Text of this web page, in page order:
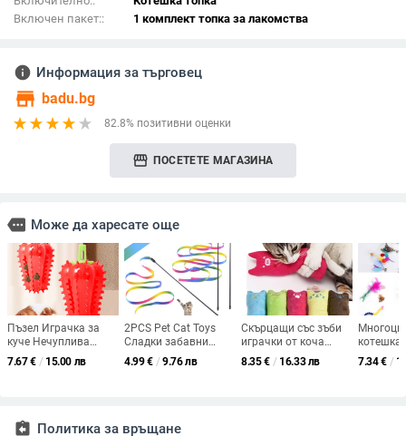
Включен пакет::
1 комплект топка за лакомства
info Информация за търговец
store badu.bg
82.8% позитивни оценки
storefront ПОСЕТЕТЕ МАГАЗИНА
more Може да харесате още
Пъзел Играчка за
куче Нечуплива
Чихуахуа Продукт за
дъвчене
за обучение на
7.67€ / 15.00 лв
2PCS Pet Cat Toys
Сладки забавни
Rainbow Strips Stick
Cat Teaser Wand Pet
консумативи
4.99€ / 9.76 лв
Скърцащи със зъби
играчки от коча
билка Сладки,
забавни
8.35€ / 16.33 лв
котешка
Wand
Pet
7.34€ /
assignment_return Политика за връщане